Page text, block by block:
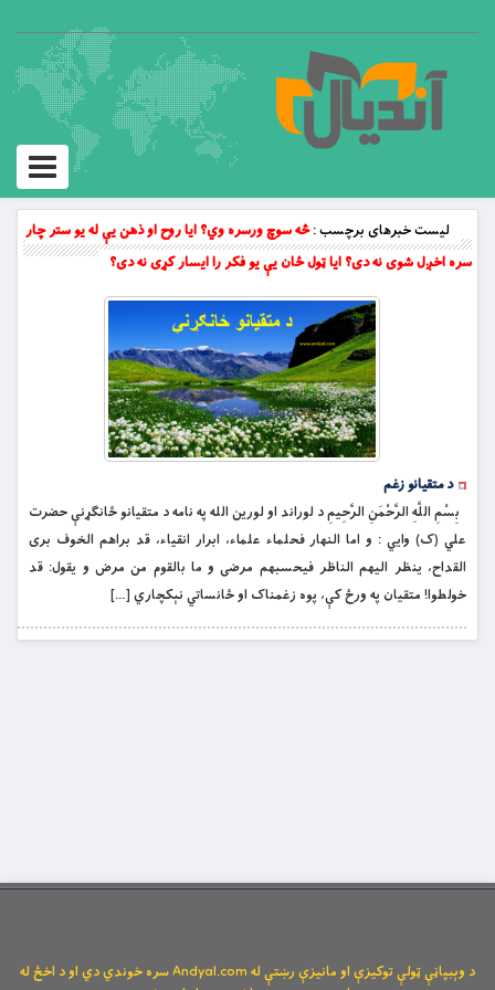
Toggle
لیست خبرهای برچسب :څه سوچ ورسره وي؟ ایا روح او ذهن یې له یو ستر چار
سره اخږل شوی نه دی؟ ایا ټول ځان یې یو فکر را ایسار کړی نه دی؟
د متقیانو زغم
بِسْمِ اللَّهِ الرَّحْمَنِ الرَّحِيمِ د لوراند او لورین الله په نامه د متقیانو ځانګړنې حضرت
علي (ک) وايي : و اما النهار فحلماء علماء، ابرار انقياء، قد براهم الخوف برى
القداح، ينظر اليهم الناظر فيحسبهم مرضى و ما بالقوم من مرض و يقول: قد
خولطوا! متقیان په ورځ کې، پوه زغمناک او ځانساتي نېکچاري […]
د وېبپاڼې ټولې توکیزې او مانیزې رښتې له Andyal.com سره خوندي دي او د اخځ له